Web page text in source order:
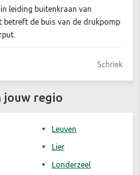
leiding buitenkraan van
betreft de buis van de drukpomp
Schriek
jouw regio
Leuven
Lier
Londerzeel